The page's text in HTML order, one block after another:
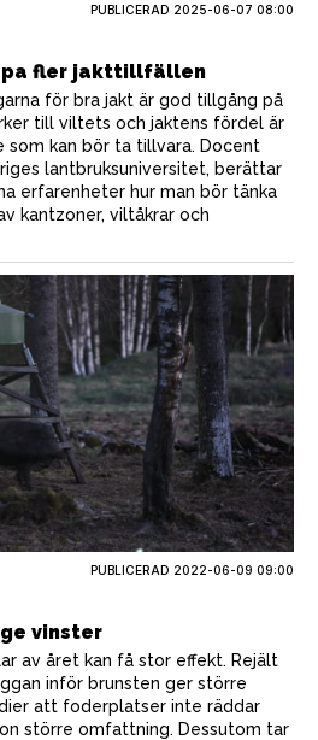
PUBLICERAD 2025-06-07 08:00
fler jakttillfällen
för bra jakt är god tillgång på
till viltets och jaktens fördel är
som kan bör ta tillvara. Docent
lantbruksuniversitet, berättar
erfarenheter hur man bör tänka
kantzoner, viltåkrar och
PUBLICERAD 2022-06-09 09:00
vinster
av året kan få stor effekt. Rejält
inför brunsten ger större
att foderplatser inte räddar
större omfattning. Dessutom tar